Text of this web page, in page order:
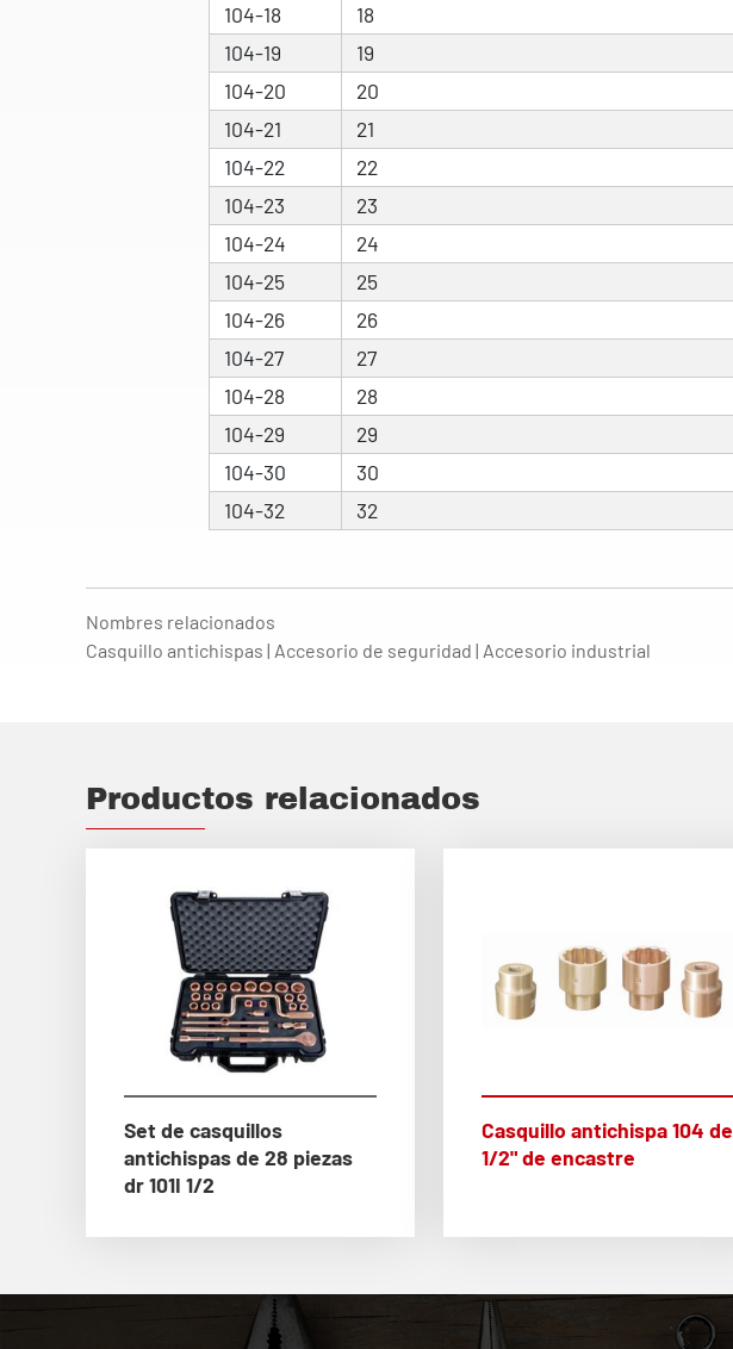
104-18
18
104-19
19
104-20
20
104-21
21
104-22
22
104-23
23
104-24
24
104-25
25
104-26
26
104-27
27
104-28
28
104-29
29
104-30
30
104-32
32
Nombres relacionados
Casquillo antichispas | Accesorio de seguridad | Accesorio industrial
Productos relacionados
Set de casquillos
antichispas de 28 piezas
dr 101I 1/2
Casquillo antichispa 104 de
1/2" de encastre